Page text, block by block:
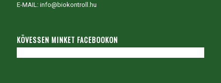
E-MAIL: info@biokontroll.hu
KÖVESSEN MINKET FACEBOOKON